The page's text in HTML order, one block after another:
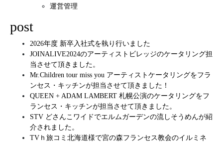
運営管理
post
2026年度 新卒入社式を執り行いました
JOINALIVE2024のアーティストビレッジのケータリング担
当させて頂きました。
Mr.Children tour miss you アーティストケータリングをフラ
ンセス・キッチンが担当させて頂きました！
QUEEN + ADAM LAMBERT 札幌公演のケータリングをフ
ランセス・キッチンが担当させて頂きました。
STV どさんこワイドでエルムガーデンの流しそうめんが紹
介されました。
TVｈ旅コミ北海道様で宮の森フランセス教会のイルミネ